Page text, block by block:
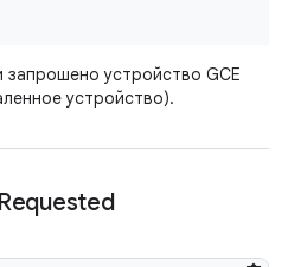
запрошено устройство GCE
устройство).
Requested